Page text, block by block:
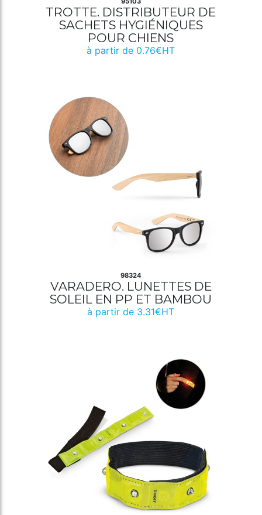
TROTTE. DISTRIBUTEUR DE
SACHETS HYGIÉNIQUES
POUR CHIENS
à partir de 0.76€HT
98324
VARADERO. LUNETTES DE
SOLEIL EN PP ET BAMBOU
à partir de 3.31€HT